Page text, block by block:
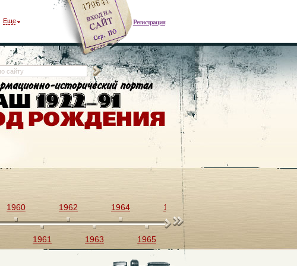
Регистрация
Еще
1960
1961
1962
1963
1964
1965
1966